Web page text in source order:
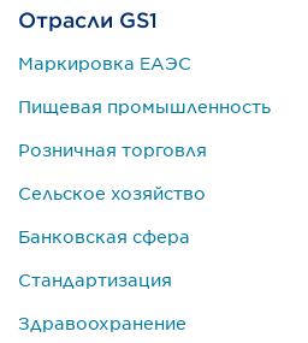
Отрасли GS1
Маркировка ЕАЭС
Пищевая промышленность
Розничная торговля
Сельское хозяйство
Банковская сфера
Стандартизация
Здравоохранение